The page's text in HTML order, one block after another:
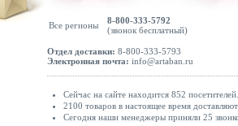
Все регионы
8-800-333-5792
(звонок бесплатный)
Отдел доставки: 8-800-333-5793
Электронная почта: info@artaban.ru
Сейчас на сайте находится 852 посетителей.
2100 товаров в настоящее время
Сегодня наши менеджеры приняли 25